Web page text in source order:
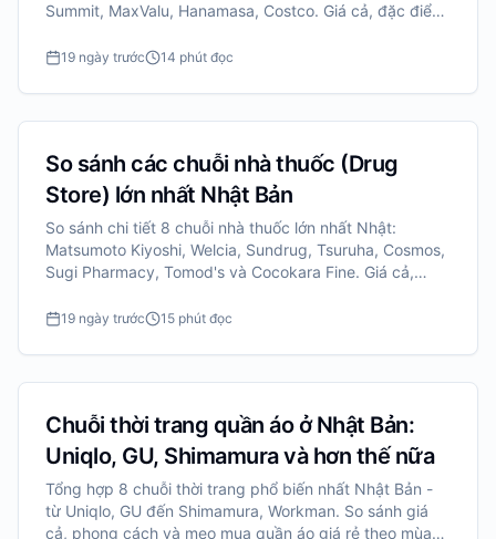
Summit, MaxValu, Hanamasa, Costco. Giá cả, đặc điểm,
19 ngày trước 14 phút đọc
So sánh các chuỗi nhà thuốc (Drug
Store) lớn nhất Nhật Bản
So sánh chi tiết 8 chuỗi nhà thuốc lớn nhất Nhật:
Matsumoto Kiyoshi, Welcia, Sundrug, Tsuruha, Cosmos,
Sugi Pharmacy, Tomod's và Cocokara Fine. Giá cả,
19 ngày trước 15 phút đọc
Chuỗi thời trang quần áo ở Nhật Bản:
Uniqlo, GU, Shimamura và hơn thế nữa
Tổng hợp 8 chuỗi thời trang phổ biến nhất Nhật Bản -
từ Uniqlo, GU đến Shimamura, Workman. So sánh giá
cả, phong cách và mẹo mua quần áo giá rẻ theo mùa